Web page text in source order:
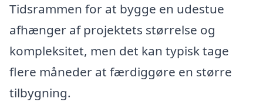
Tidsrammen for at bygge en udestue
afhænger af projektets størrelse og
kompleksitet, men det kan typisk tage
flere måneder at færdiggøre en større
tilbygning.